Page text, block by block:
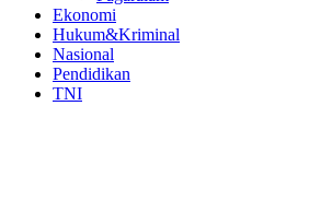
Ekonomi
Hukum&Kriminal
Nasional
Pendidikan
TNI